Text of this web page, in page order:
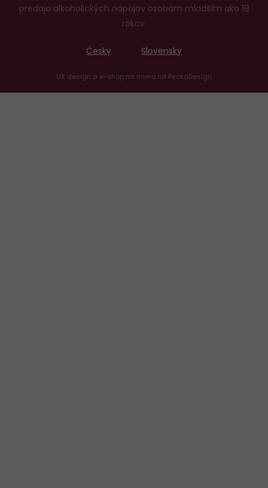
predaja alkoholických nápojov osobám mladším ako 18
rokov.
Česky Slovensky
UX design a e-shop na mieru od PeckaDesign